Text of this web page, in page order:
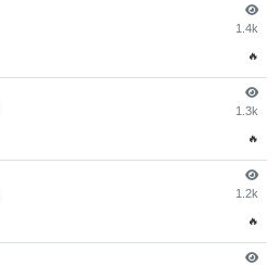
1.4k
🔥
1.3k
🔥
1.2k
🔥